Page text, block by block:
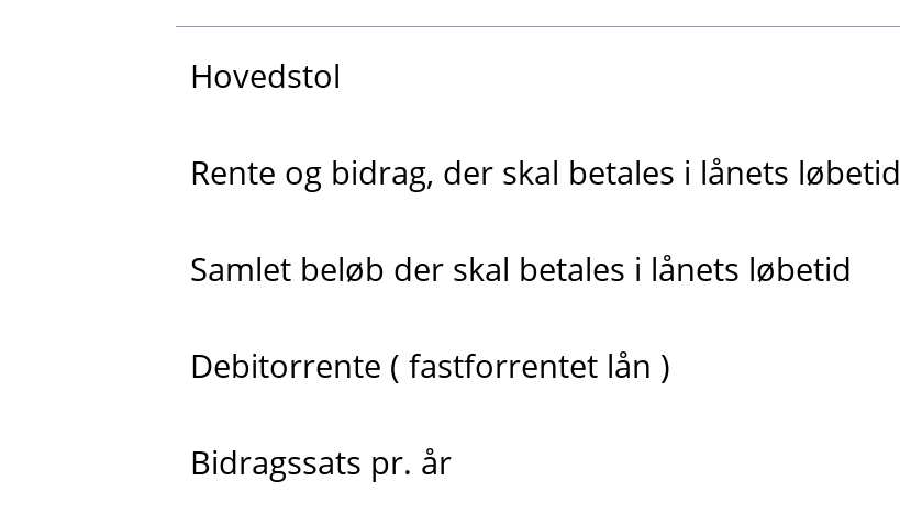
Hovedstol
Rente og bidrag, der skal betales i lånets løbetid
Samlet beløb der skal betales i lånets løbetid
Debitorrente ( fastforrentet lån )
Bidragssats pr. år